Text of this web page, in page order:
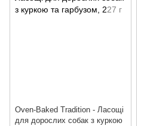
Oven-Baked Tradition - Ласощі
для дорослих собак з куркою